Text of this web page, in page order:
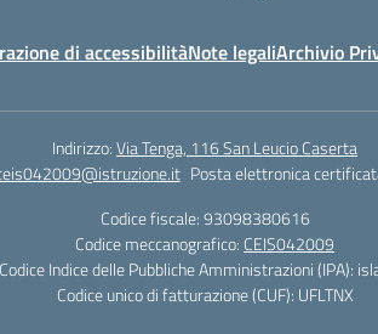
di accessibilitàNote legaliArchivio
Indirizzo:Via Tenga, 116 San Leucio Caserta
Posta elettronica
Codice fiscale: 93098380616
Codice meccanografico: CEIS042009
Codice Indice delle Pubbliche Amministrazioni (IPA):
Codice unico di fatturazione (CUF): UFLTNX